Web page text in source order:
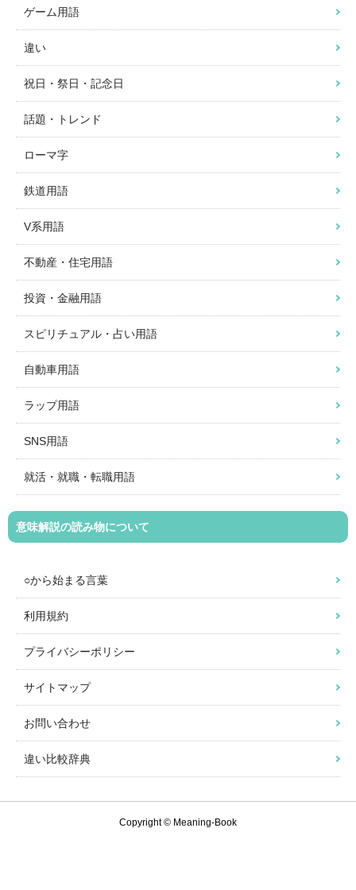
ゲーム用語
違い
祝日・祭日・記念日
話題・トレンド
ローマ字
鉄道用語
V系用語
不動産・住宅用語
投資・金融用語
スピリチュアル・占い用語
自動車用語
ラップ用語
SNS用語
就活・就職・転職用語
意味解説の読み物について
○から始まる言葉
利用規約
プライバシーポリシー
サイトマップ
お問い合わせ
違い比較辞典
Copyright © Meaning-Book